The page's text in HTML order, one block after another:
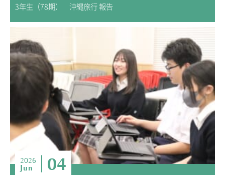
3年生（78期） 沖縄旅行 報告
2026
Jun 04